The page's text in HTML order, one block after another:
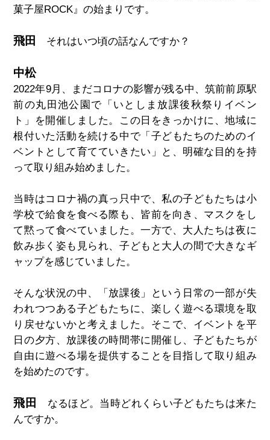
菓子屋ROCK』の始まりです。
飛田 それはいつ頃の話なんですか？
中松
2022年9月、まだコロナの影響が残る中、筑前前原駅
前の丸田池公園で「いとしま放課後秋祭りイベン
ト」を開催しました。この日をきっかけに、地域に
根付いた活動を続ける中で「子どもたちのためのイ
ベントとして育てていきたい」と、明確な目的を持
って取り組み始めました。
当時はコロナ禍の真っ只中で、私の子どもたちは小
学校で給食を食べる際も、皆前を向き、マスクをし
て黙って食べていました。一方で、大人たちは夜に
飲み歩く姿も見られ、子どもと大人の間で大きなギ
ャップを感じていました。
そんな状況の中、「放課後」という日常の一部が失
われつつある子どもたちに、楽しく遊べる環境を取
り戻せないかと考えました。そこで、イベントを平
日の夕方、放課後の時間帯に開催し、子どもたちが
自由に遊べる場を提供することを目指して取り組み
を始めたのです。
飛田
なるほど。当時どれくらい子どもたちは来た
んですか。